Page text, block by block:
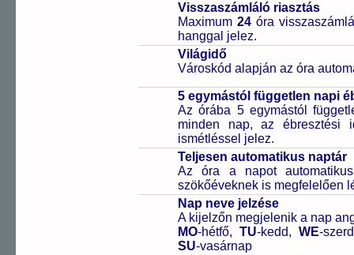
Visszaszámláló riasztás
Maximum24 óra
hanggal jelez.
Világidő
Városkód alapján az óra
5 egymástól független napi
Az órába 5 egymástól
minden nap, az ébresztési
ismétléssel jelez.
Teljesen automatikus naptár
Az óra a napot
szökőéveknek is megfelelően
Nap neve jelzése
A kijelzőn megjelenik a nap
MO-hétfő,TU-kedd,WE-
SU-vasárnap